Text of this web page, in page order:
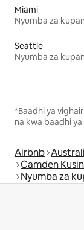
Miami
Seattle
*Baadhi ya
na kwa baadhi
Airbnb
Camden
Nyumba za